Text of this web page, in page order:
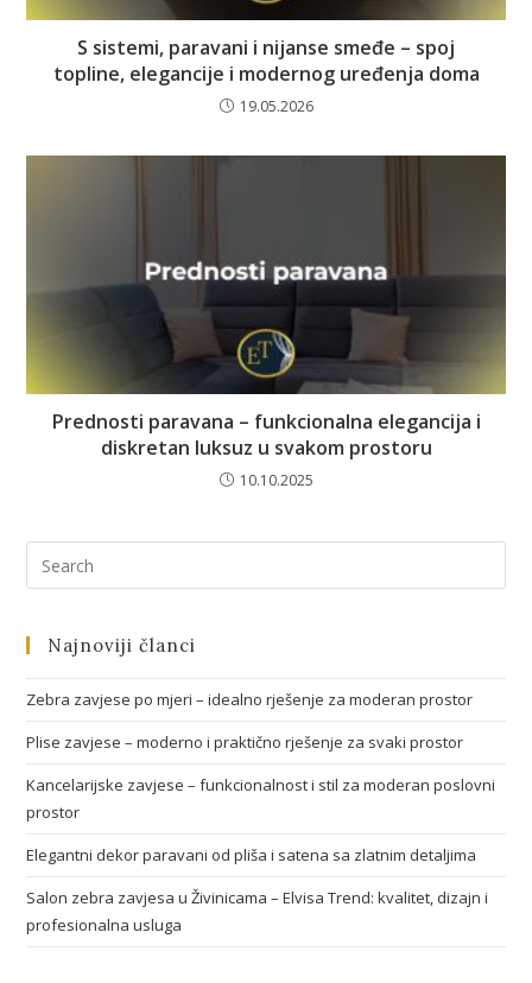
S sistemi, paravani i nijanse smeđe – spoj
topline, elegancije i modernog uređenja doma
19.05.2026
Prednosti paravana – funkcionalna elegancija i
diskretan luksuz u svakom prostoru
10.10.2025
Najnoviji članci
Zebra zavjese po mjeri – idealno rješenje za moderan prostor
Plise zavjese – moderno i praktično rješenje za svaki prostor
Kancelarijske zavjese – funkcionalnost i stil za moderan poslovni
prostor
Elegantni dekor paravani od pliša i satena sa zlatnim detaljima
Salon zebra zavjesa u Živinicama – Elvisa Trend: kvalitet, dizajn i
profesionalna usluga